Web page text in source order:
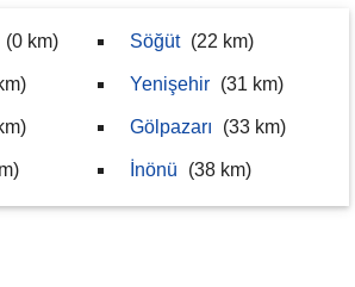
(0 km) Söğüt (22 km)
Yenişehir (31 km)
Gölpazarı (33 km)
İnönü (38 km)